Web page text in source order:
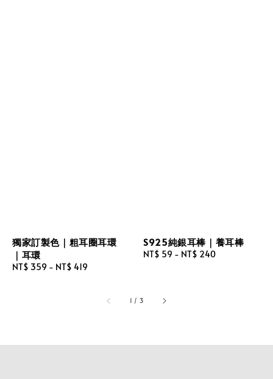
獨家訂製色｜粗耳圈耳環
｜耳環
Regular
NT$ 359 - NT$ 419
S925純銀耳棒｜養耳棒
Regular
NT$ 59 - NT$ 240
1 / 3